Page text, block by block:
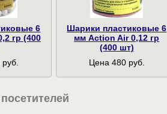
6
гр (400
Шарики пластиковые 6
мм Action Air 0,12 гр
(400 шт)
Цена 480 руб.